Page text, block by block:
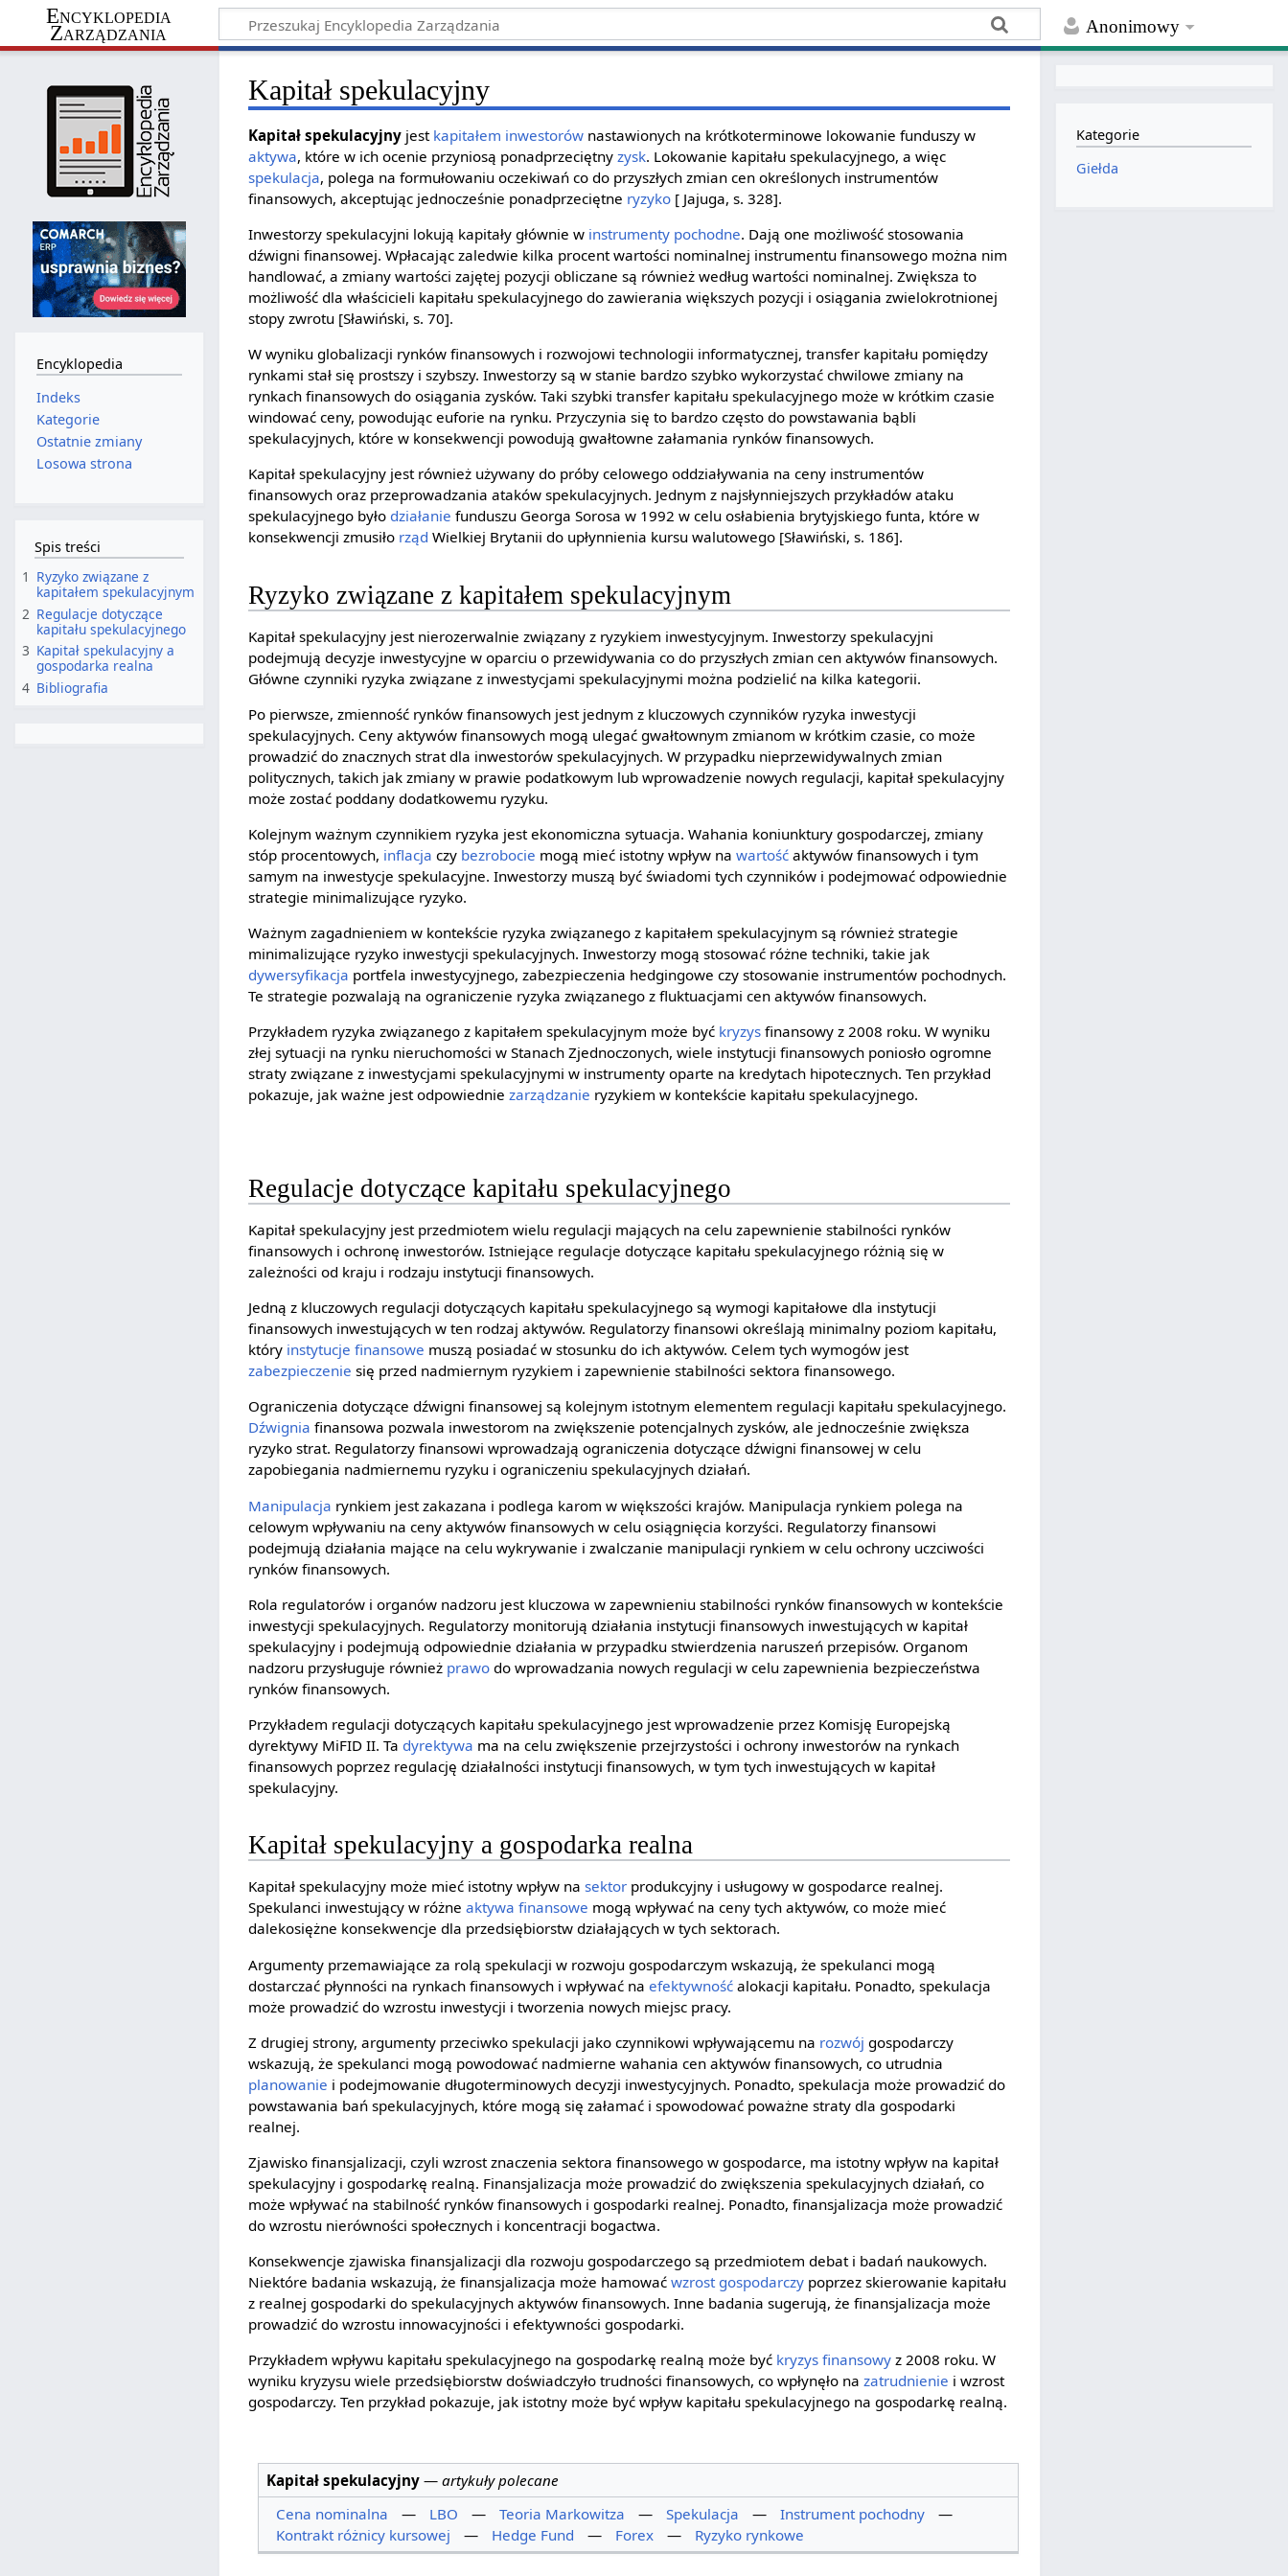
Anonimowy
Encyklopedia
Zarządzania
Kapitał spekulacyjny
Kapitał spekulacyjny jest kapitałem inwestorów nastawionych na krótkoterminowe lokowanie funduszy w
aktywa, które w ich ocenie przyniosą ponadprzeciętnyzysk. Lokowanie kapitału spekulacyjnego, a więc
spekulacja, polega na formułowaniu oczekiwań co do przyszłych zmian cen określonych instrumentów
finansowych, akceptując jednocześnie ponadprzeciętne ryzyko [ Jajuga, s. 328].
Inwestorzy spekulacyjni lokują kapitały głównie w instrumenty pochodne. Dają one możliwość stosowania
dźwigni finansowej. Wpłacając zaledwie kilka procent wartości nominalnej instrumentu finansowego można nim
handlować, a zmiany wartości zajętej pozycji obliczane są również według wartości nominalnej. Zwiększa to
możliwość dla właścicieli kapitału spekulacyjnego do zawierania większych pozycji i osiągania zwielokrotnionej
stopy zwrotu [Sławiński, s. 70].
W wyniku globalizacji rynków finansowych i rozwojowi technologii informatycznej, transfer kapitału pomiędzy
rynkami stał się prostszy i szybszy. Inwestorzy są w stanie bardzo szybko wykorzystać chwilowe zmiany na
rynkach finansowych do osiągania zysków. Taki szybki transfer kapitału spekulacyjnego może w krótkim czasie
windować ceny, powodując euforie na rynku. Przyczynia się to bardzo często do powstawania bąbli
spekulacyjnych, które w konsekwencji powodują gwałtowne załamania rynków finansowych.
Kapitał spekulacyjny jest również używany do próby celowego oddziaływania na ceny instrumentów
finansowych oraz przeprowadzania ataków spekulacyjnych. Jednym z najsłynniejszych przykładów ataku
spekulacyjnego było działanie funduszu Georga Sorosa w 1992 w celu osłabienia brytyjskiego funta, które w
konsekwencji zmusiło rząd Wielkiej Brytanii do upłynnienia kursu walutowego [Sławiński, s. 186].
Ryzyko związane z kapitałem spekulacyjnym
Kapitał spekulacyjny jest nierozerwalnie związany z ryzykiem inwestycyjnym. Inwestorzy spekulacyjni
podejmują decyzje inwestycyjne w oparciu o przewidywania co do przyszłych zmian cen aktywów finansowych.
Główne czynniki ryzyka związane z inwestycjami spekulacyjnymi można podzielić na kilka kategorii.
Po pierwsze, zmienność rynków finansowych jest jednym z kluczowych czynników ryzyka inwestycji
spekulacyjnych. Ceny aktywów finansowych mogą ulegać gwałtownym zmianom w krótkim czasie, co może
prowadzić do znacznych strat dla inwestorów spekulacyjnych. W przypadku nieprzewidywalnych zmian
politycznych, takich jak zmiany w prawie podatkowym lub wprowadzenie nowych regulacji, kapitał spekulacyjny
może zostać poddany dodatkowemu ryzyku.
Kolejnym ważnym czynnikiem ryzyka jest ekonomiczna sytuacja. Wahania koniunktury gospodarczej, zmiany
stóp procentowych, inflacja czy bezrobocie mogą mieć istotny wpływ nawartość aktywów finansowych i tym
samym na inwestycje spekulacyjne. Inwestorzy muszą być świadomi tych czynników i podejmować odpowiednie
strategie minimalizujące ryzyko.
Ważnym zagadnieniem w kontekście ryzyka związanego z kapitałem spekulacyjnym są również strategie
minimalizujące ryzyko inwestycji spekulacyjnych. Inwestorzy mogą stosować różne techniki, takie jak
dywersyfikacja portfela inwestycyjnego, zabezpieczenia hedgingowe czy stosowanie instrumentów pochodnych.
Te strategie pozwalają na ograniczenie ryzyka związanego z fluktuacjami cen aktywów finansowych.
Przykładem ryzyka związanego z kapitałem spekulacyjnym może być kryzys finansowy z 2008 roku. W wyniku
złej sytuacji na rynku nieruchomości w Stanach Zjednoczonych, wiele instytucji finansowych poniosło ogromne
straty związane z inwestycjami spekulacyjnymi w instrumenty oparte na kredytach hipotecznych. Ten przykład
pokazuje, jak ważne jest odpowiedniezarządzanie ryzykiem w kontekście kapitału spekulacyjnego.
Regulacje dotyczące kapitału spekulacyjnego
Kapitał spekulacyjny jest przedmiotem wielu regulacji mających na celu zapewnienie stabilności rynków
finansowych i ochronę inwestorów. Istniejące regulacje dotyczące kapitału spekulacyjnego różnią się w
zależności od kraju i rodzaju instytucji finansowych.
Jedną z kluczowych regulacji dotyczących kapitału spekulacyjnego są wymogi kapitałowe dla instytucji
finansowych inwestujących w ten rodzaj aktywów. Regulatorzy finansowi określają minimalny poziom kapitału,
który instytucje finansowe muszą posiadać w stosunku do ich aktywów. Celem tych wymogów jest
zabezpieczenie się przed nadmiernym ryzykiem i zapewnienie stabilności sektora finansowego.
Ograniczenia dotyczące dźwigni finansowej są kolejnym istotnym elementem regulacji kapitału spekulacyjnego.
Dźwignia finansowa pozwala inwestorom na zwiększenie potencjalnych zysków, ale jednocześnie zwiększa
ryzyko strat. Regulatorzy finansowi wprowadzają ograniczenia dotyczące dźwigni finansowej w celu
zapobiegania nadmiernemu ryzyku i ograniczeniu spekulacyjnych działań.
Manipulacja rynkiem jest zakazana i podlega karom w większości krajów. Manipulacja rynkiem polega na
celowym wpływaniu na ceny aktywów finansowych w celu osiągnięcia korzyści. Regulatorzy finansowi
podejmują działania mające na celu wykrywanie i zwalczanie manipulacji rynkiem w celu ochrony uczciwości
rynków finansowych.
Rola regulatorów i organów nadzoru jest kluczowa w zapewnieniu stabilności rynków finansowych w kontekście
inwestycji spekulacyjnych. Regulatorzy monitorują działania instytucji finansowych inwestujących w kapitał
spekulacyjny i podejmują odpowiednie działania w przypadku stwierdzenia naruszeń przepisów. Organom
nadzoru przysługuje również prawo do wprowadzania nowych regulacji w celu zapewnienia bezpieczeństwa
rynków finansowych.
Przykładem regulacji dotyczących kapitału spekulacyjnego jest wprowadzenie przez Komisję Europejską
dyrektywy MiFID II. Ta dyrektywa ma na celu zwiększenie przejrzystości i ochrony inwestorów na rynkach
finansowych poprzez regulację działalności instytucji finansowych, w tym tych inwestujących w kapitał
spekulacyjny.
Kapitał spekulacyjny a gospodarka realna
Kapitał spekulacyjny może mieć istotny wpływ nasektor produkcyjny i usługowy w gospodarce realnej.
Spekulanci inwestujący w różneaktywa finansowe mogą wpływać na ceny tych aktywów, co może mieć
dalekosiężne konsekwencje dla przedsiębiorstw działających w tych sektorach.
Argumenty przemawiające za rolą spekulacji w rozwoju gospodarczym wskazują, że spekulanci mogą
dostarczać płynności na rynkach finansowych i wpływać naefektywność alokacji kapitału. Ponadto, spekulacja
może prowadzić do wzrostu inwestycji i tworzenia nowych miejsc pracy.
Z drugiej strony, argumenty przeciwko spekulacji jako czynnikowi wpływającemu na rozwój gospodarczy
wskazują, że spekulanci mogą powodować nadmierne wahania cen aktywów finansowych, co utrudnia
planowanie i podejmowanie długoterminowych decyzji inwestycyjnych. Ponadto, spekulacja może prowadzić do
powstawania bań spekulacyjnych, które mogą się załamać i spowodować poważne straty dla gospodarki
realnej.
Zjawisko finansjalizacji, czyli wzrost znaczenia sektora finansowego w gospodarce, ma istotny wpływ na kapitał
spekulacyjny i gospodarkę realną. Finansjalizacja może prowadzić do zwiększenia spekulacyjnych działań, co
może wpływać na stabilność rynków finansowych i gospodarki realnej. Ponadto, finansjalizacja może prowadzić
do wzrostu nierówności społecznych i koncentracji bogactwa.
Konsekwencje zjawiska finansjalizacji dla rozwoju gospodarczego są przedmiotem debat i badań naukowych.
Niektóre badania wskazują, że finansjalizacja może hamowaćwzrost gospodarczy poprzez skierowanie kapitału
z realnej gospodarki do spekulacyjnych aktywów finansowych. Inne badania sugerują, że finansjalizacja może
prowadzić do wzrostu innowacyjności i efektywności gospodarki.
Przykładem wpływu kapitału spekulacyjnego na gospodarkę realną może być kryzys finansowy z 2008 roku. W
wyniku kryzysu wiele przedsiębiorstw doświadczyło trudności finansowych, co wpłynęło nazatrudnienie i wzrost
gospodarczy. Ten przykład pokazuje, jak istotny może być wpływ kapitału spekulacyjnego na gospodarkę realną.
Kapitał spekulacyjny— artykuły polecane
Cena nominalna
— LBO — Teoria Markowitza — Spekulacja — Instrument pochodny
—
Kontrakt różnicy kursowej
— Hedge Fund — Forex — Ryzyko rynkowe
Encyklopedia
Indeks
Kategorie
Ostatnie zmiany
Losowa strona
Spis treści
1 Ryzyko związane z
kapitałem spekulacyjnym
2 Regulacje dotyczące
kapitału spekulacyjnego
3 Kapitał spekulacyjny a
gospodarka realna
4 Bibliografia
Kategorie
Giełda